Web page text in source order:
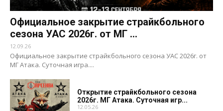
Официальное закрытие страйкбольного
сезона УАС 2026г. от МГ ...
12.09.26
Официальное закрытие страйкбольного сезона УАС 2026г. от
МГ Атака. Суточная игра....
Открытие страйкбольного сезона
2026г. МГ Атака. Суточная игр...
12.05.26